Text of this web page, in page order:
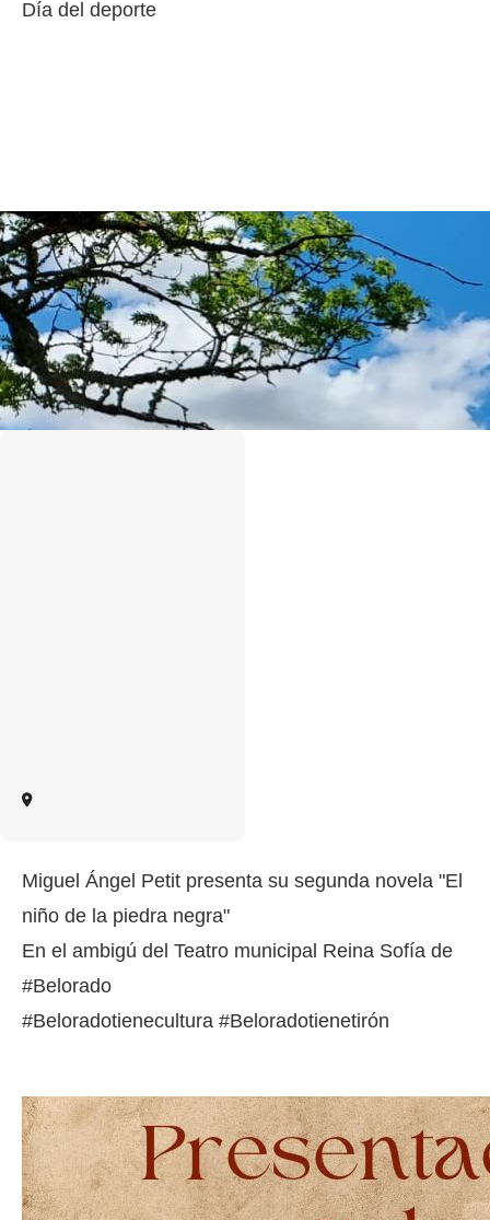
Día del deporte
Miguel Ángel Petit presenta su segunda novela "El
niño de la piedra negra"
En el ambigú del Teatro municipal Reina Sofía de
#Belorado
#Beloradotienecultura #Beloradotienetirón